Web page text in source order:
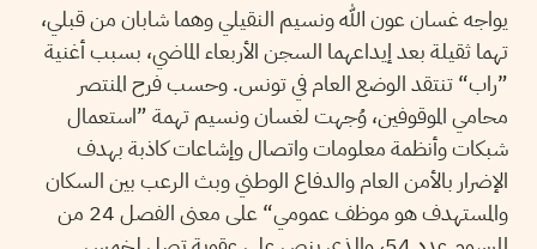
يواجه غسان عون الله ونسيم النقيلي وهما شابان من قبلي،
تهما ثقيلة بعد إيداعهما السجن الأربعاء الماضي، بسبب أغنية
”راب“ تنتقد الوضع العام في تونس. وحسب فرح المنتصر
محامي الموقوفين، وُجهت لغسان ونسيم تهمة ”استعمال
شبكات وأنظمة معلومات واتصال وإشاعات كاذبة بهدف
الإضرار بالأمن العام والدفاع الوطني وبث الرعب بين السكان
والمستهدف هو موظف عمومي“ على معنى الفصل 24 من